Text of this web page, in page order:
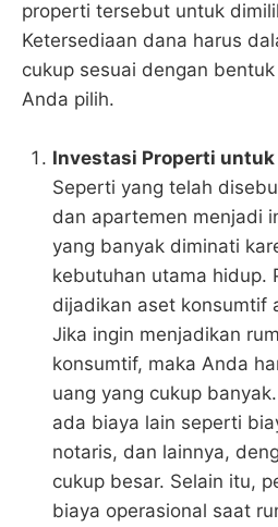
properti tersebut untuk
Ketersediaan dana harus
cukup sesuai dengan
Anda pilih.
Investasi Properti untuk
Seperti yang telah
dan apartemen menjadi
yang banyak diminati
kebutuhan utama hidup.
dijadikan aset konsumtif
Jika ingin menjadikan
konsumtif, maka Anda
uang yang cukup
ada biaya lain seperti
notaris, dan lainnya,
cukup besar. Selain itu,
biaya operasional saat